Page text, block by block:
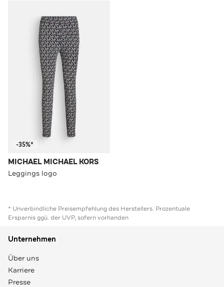
-35%*
MICHAEL MICHAEL KORS
Leggings logo
* Unverbindliche Preisempfehlung des Herstellers. Prozentuale
Ersparnis ggü. der UVP, sofern vorhanden
Unternehmen
Über uns
Karriere
Presse